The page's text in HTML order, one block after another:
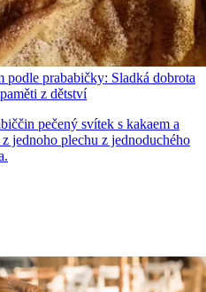
podle prababičky: Sladká dobrota
z dětství
pečený svítek s kakaem a
jednoho plechu z jednoduchého